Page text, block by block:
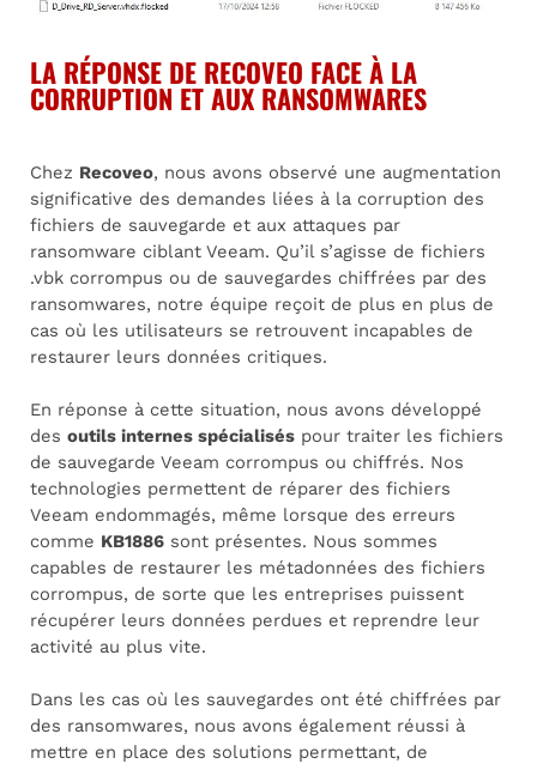
LA RÉPONSE DE RECOVEO FACE À LA
CORRUPTION ET AUX RANSOMWARES
Chez Recoveo, nous avons observé une augmentation
significative des demandes liées à la corruption des
fichiers de sauvegarde et aux attaques par
ransomware ciblant Veeam. Qu’il s’agisse de fichiers
.vbk corrompus ou de sauvegardes chiffrées par des
ransomwares, notre équipe reçoit de plus en plus de
cas où les utilisateurs se retrouvent incapables de
restaurer leurs données critiques.
En réponse à cette situation, nous avons développé
des outils internes spécialisés pour traiter les fichiers
de sauvegarde Veeam corrompus ou chiffrés. Nos
technologies permettent de réparer des fichiers
Veeam endommagés, même lorsque des erreurs
comme KB1886 sont présentes. Nous sommes
capables de restaurer les métadonnées des fichiers
corrompus, de sorte que les entreprises puissent
récupérer leurs données perdues et reprendre leur
activité au plus vite.
Dans les cas où les sauvegardes ont été chiffrées par
des ransomwares, nous avons également réussi à
mettre en place des solutions permettant, de